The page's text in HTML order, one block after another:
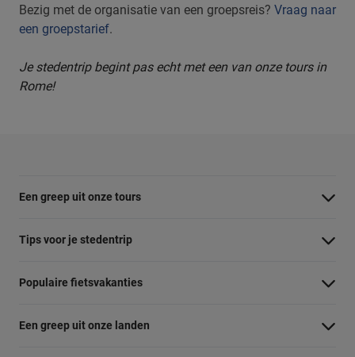
Bezig met de organisatie van een groepsreis? Vraag naar
een groepstarief.
Je stedentrip begint pas echt met een van onze tours in
Rome!
Een greep uit onze tours
Barcelona Panorama tour
Dublin fietstour
Kaapstad Township tour
Tips voor je stedentrip
Wat te doen in Amsterdam
Wat te doen in Berlijn
Populaire fietsvakanties
Fietsvakantie Duitsland
Een greep uit onze landen